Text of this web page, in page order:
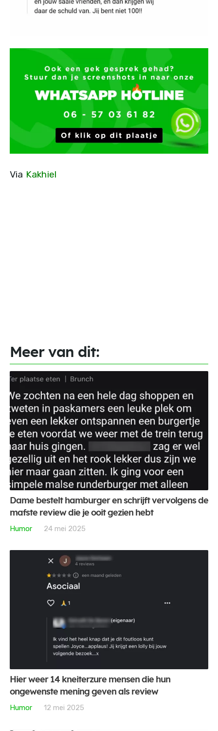
Via Kakhiel
Meer van dit:
Dame bestelt hamburger en schrijft vervolgens de
mafste review die je ooit gezien hebt
Humor
24 mei 2025
Hier weer 14 kneiterzure mensen die hun
ongewenste mening geven als review
Humor
12 mei 2025